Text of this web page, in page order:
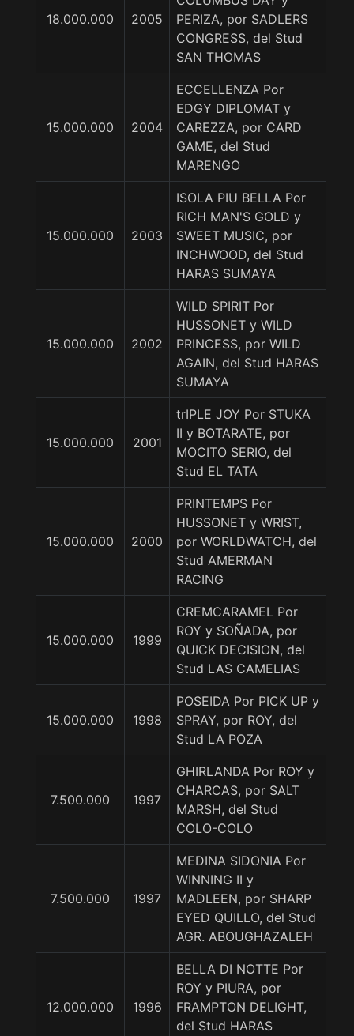
18.000.000 2005
PERIZA, por SADLERS
CONGRESS, del Stud
SAN THOMAS
15.000.000 2004
ECCELLENZA Por
EDGY DIPLOMAT y
CAREZZA, por CARD
GAME, del Stud
MARENGO
15.000.000 2003
ISOLA PIU BELLA Por
RICH MAN'S GOLD y
SWEET MUSIC, por
INCHWOOD, del Stud
HARAS SUMAYA
15.000.000 2002
WILD SPIRIT Por
HUSSONET y WILD
PRINCESS, por WILD
AGAIN, del Stud HARAS
SUMAYA
15.000.000 2001
trIPLE JOY Por STUKA
II y BOTARATE, por
MOCITO SERIO, del
Stud EL TATA
15.000.000 2000
PRINTEMPS Por
HUSSONET y WRIST,
por WORLDWATCH, del
Stud AMERMAN
RACING
15.000.000 1999
CREMCARAMEL Por
ROY y SOÑADA, por
QUICK DECISION, del
Stud LAS CAMELIAS
15.000.000 1998
POSEIDA Por PICK UP y
SPRAY, por ROY, del
Stud LA POZA
7.500.000 1997
GHIRLANDA Por ROY y
CHARCAS, por SALT
MARSH, del Stud
COLO-COLO
7.500.000 1997
MEDINA SIDONIA Por
WINNING II y
MADLEEN, por SHARP
EYED QUILLO, del Stud
AGR. ABOUGHAZALEH
12.000.000 1996
BELLA DI NOTTE Por
ROY y PIURA, por
FRAMPTON DELIGHT,
del Stud HARAS